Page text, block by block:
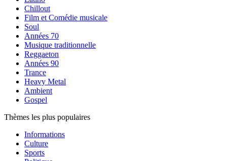
Chillout
Film et Comédie musicale
Soul
Années 70
Musique traditionnelle
Reggaeton
Années 90
Trance
Heavy Metal
Ambient
Gospel
Thèmes les plus populaires
Informations
Culture
Sports